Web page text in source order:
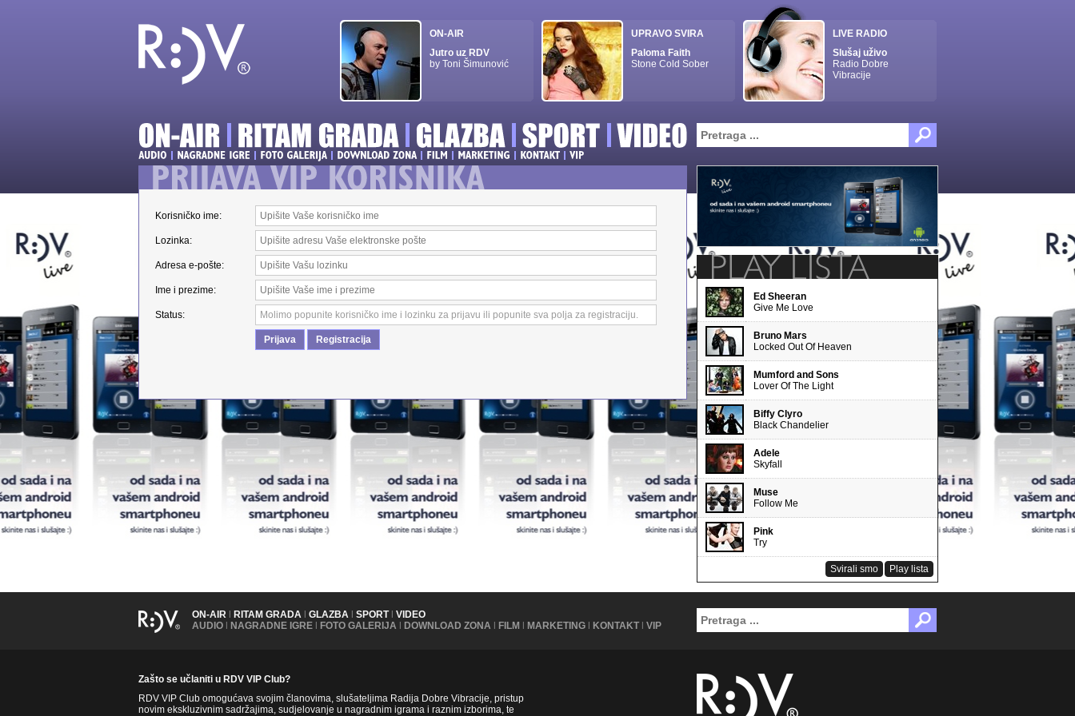
ON-AIR
Jutro uz RDV
by Toni Šimunović
UPRAVO SVIRA
Paloma Faith
Stone Cold Sober
LIVE RADIO
Slušaj uživo
Radio Dobre
Vibracije
Korisničko ime:
Lozinka:
Adresa e-pošte:
Ime i prezime:
Status:
Ed Sheeran
Give Me Love
Bruno Mars
Locked Out Of Heaven
Mumford and Sons
Lover Of The Light
Biffy Clyro
Black Chandelier
Adele
Skyfall
Muse
Follow Me
Pink
Try
Play lista
Svirali smo
ON-AIR | RITAM GRADA | GLAZBA | SPORT | VIDEO
AUDIO | NAGRADNE IGRE | FOTO GALERIJA | DOWNLOAD ZONA | FILM | MARKETING | KONTAKT | VIP
Zašto se učlaniti u RDV VIP Club?
RDV VIP Club omogućava svojim članovima, slušateljima Radija Dobre Vibracije, pristup
novim ekskluzivnim sadržajima, sudjelovanje u nagradnim igrama i raznim izborima, te